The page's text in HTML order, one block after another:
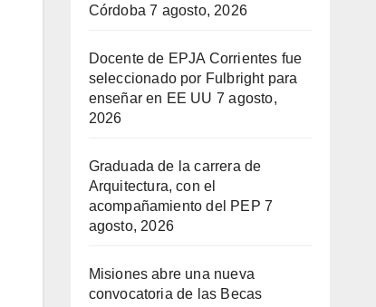
Córdoba 7 agosto, 2026
Docente de EPJA Corrientes fue
seleccionado por Fulbright para
enseñar en EE UU 7 agosto,
2026
Graduada de la carrera de
Arquitectura, con el
acompañamiento del PEP 7
agosto, 2026
Misiones abre una nueva
convocatoria de las Becas